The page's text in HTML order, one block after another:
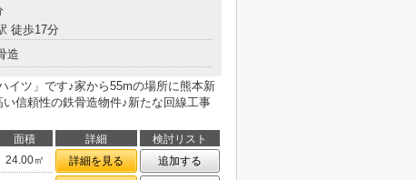
徒歩17分
造
イツ」です♪家から55mの場所に熊本新
信頼性の鉄骨造物件♪新たな回線工事
面積 詳細
検討リスト
24.00㎡ 詳細を見る
追加する